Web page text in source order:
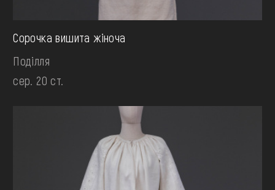
Сорочка вишита жіноча
Поділля
сер. 20 ст.